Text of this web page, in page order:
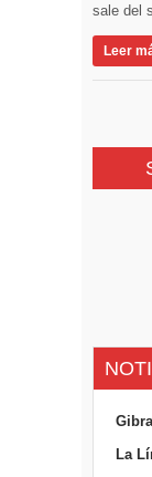
sale del
Leer
La